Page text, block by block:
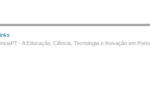
- A Educação, Ciência, Tecnologia e Inovação em